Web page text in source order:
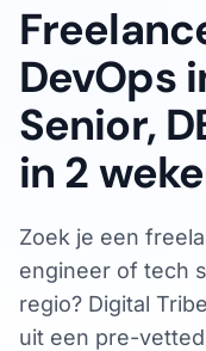
DevOps
Senior,
in 2
Zoek je een
engineer of tech
regio? Digital
uit een pre-